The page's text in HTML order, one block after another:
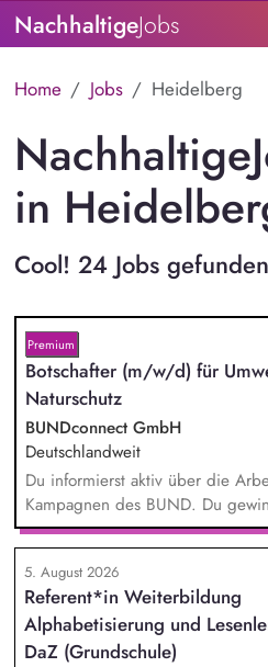
NachhaltigeJobs
Home Jobs Heidelberg
in
Cool! 24 Jobs gefunden
Premium
Botschafter (m/w/d) für
Naturschutz
BUNDconnect GmbH
Deutschlandweit
Du informierst aktiv über die
Kampagnen des BUND. Du
stärkst damit langfristig den
beantwortest Fragen zu Umwelt-,
bestem Wissen und Gewissen.
und Aktionen, beispielsweise
Unterschriften für Petitionen.
5. August 2026
Referent*in Weiterbildung
Alphabetisierung und
DaZ (Grundschule)